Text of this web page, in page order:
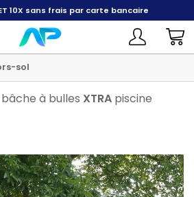
10X sans frais par carte bancaire
sol
à bulles XTRA piscine